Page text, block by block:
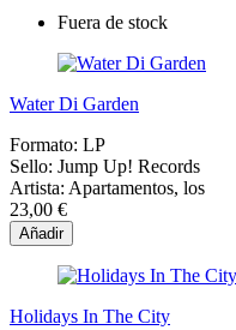
Fuera de stock
Water Di Garden
Formato: LP
Sello: Jump Up! Records
Artista: Apartamentos, los
23,00 €
Añadir
Holidays In The City